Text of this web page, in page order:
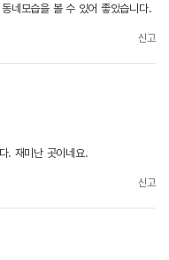
네모습을 볼 수 있어 좋았습니다.
신고
. 재미난 곳이네요.
신고